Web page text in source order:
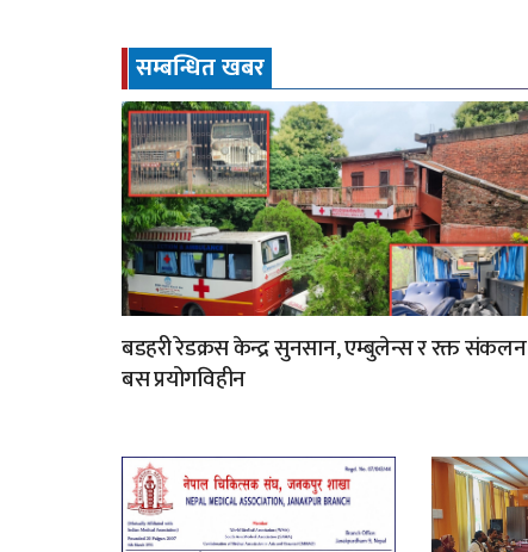
सम्बन्धित खबर
बडहरी रेडक्रस केन्द्र सुनसान, एम्बुलेन्स र रक्त संकलन
बस प्रयोगविहीन